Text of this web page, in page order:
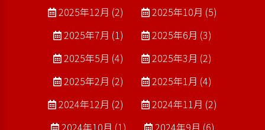
2025年12月 (2)
2025年10月 (5)
2025年7月 (1)
2025年6月 (3)
2025年5月 (4)
2025年3月 (2)
2025年2月 (2)
2025年1月 (4)
2024年12月 (2)
2024年11月 (2)
2024年10月 (1)
2024年9月 (6)